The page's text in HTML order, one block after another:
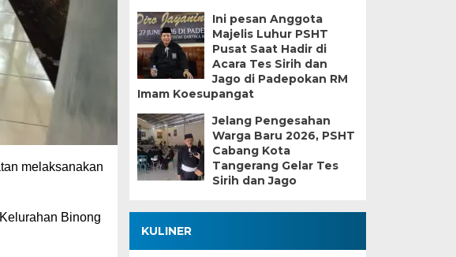
melaksanakan
Binong
Ini pesan Anggota
Majelis Luhur PSHT
Pusat Saat Hadir di
Acara Tes Sirih dan
Jago di Padepokan RM
Imam Koesupangat
Jelang Pengesahan
Warga Baru 2026, PSHT
Cabang Kota
Tangerang Gelar Tes
Sirih dan Jago
KULINER